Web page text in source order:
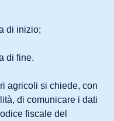
di inizio;
di fine.
agricoli si chiede, con
di comunicare i dati
fiscale del